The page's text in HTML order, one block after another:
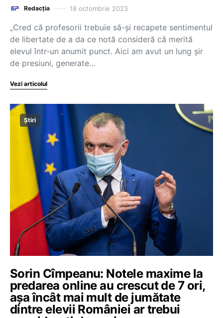
Redacția 18 octombrie 2023
„Cred că profesorii trebuie să-și recapete sentimentul
de libertate de a da ce notă consideră că merită
elevul într-un anumit punct. Aici am avut un lung șir
de presiuni, generate…
Vezi articolul
Știri
Sorin Cîmpeanu: Notele maxime la
predarea online au crescut de 7 ori,
așa încât mai mult de jumătate
dintre elevii României ar trebui